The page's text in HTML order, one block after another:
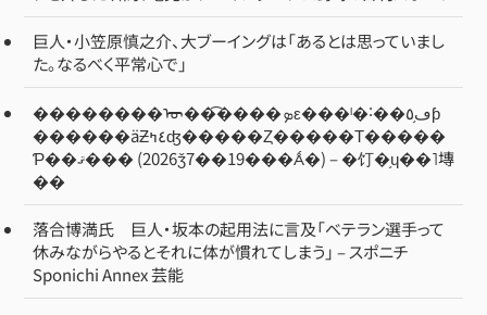
巨人・小笠原慎之介、大ブーイングは「あるとは思っていまし
た。なるべく平常心で」
��������ᡡ��͡����ܤε���ˡ�˸��ڡ֥٥ƥ
������äƵ٤ߤʤ�����Ȥ�����Τ�����
Ƥ��ޤ��� (2026ǯ7��19���Ǻ�) – �饤�֥ɥ��˥塼
��
落合博満氏 巨人・坂本の起用法に言及「ベテラン選手って
休みながらやるとそれに体が慣れてしまう」 – スポニチ
Sponichi Annex 芸能